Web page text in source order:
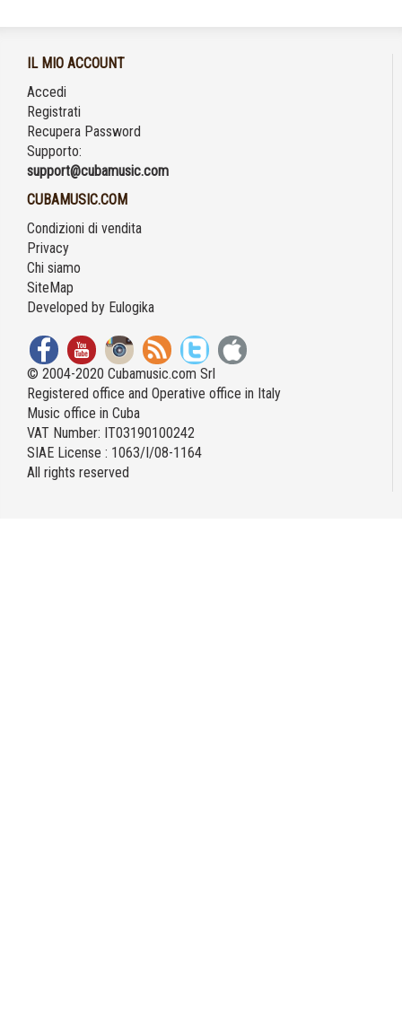
IL MIO ACCOUNT
Accedi
Registrati
Recupera Password
Supporto:
support@cubamusic.com
CUBAMUSIC.COM
Condizioni di vendita
Privacy
Chi siamo
SiteMap
Developed by Eulogika
© 2004-2020 Cubamusic.com Srl
Registered office and Operative office in Italy
Music office in Cuba
VAT Number: IT03190100242
SIAE License : 1063/I/08-1164
All rights reserved